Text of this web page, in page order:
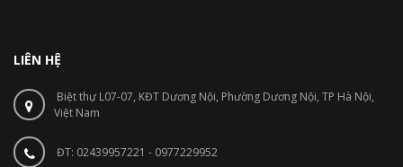
LIÊN HỆ
Biệt thự L07-07, KĐT Dương Nội, Phường Dương Nội, TP Hà Nội,
Việt Nam
ĐT: 02439957221 - 0977229952